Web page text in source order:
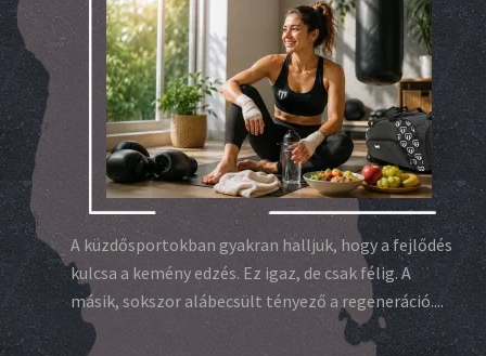
A küzdősportokban gyakran halljuk, hogy a fejlődés
kulcsa a kemény edzés. Ez igaz, de csak félig. A
másik, sokszor alábecsült tényező a regeneráció....